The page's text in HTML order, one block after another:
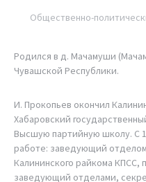
Общественно-
Родился в д. Мачамуши
Чувашской Республики.
И. Прокопьев окончил
Хабаровский
Высшую партийную школу. С
работе: заведующий
Калининского райкома КПСС,
заведующий отделами,